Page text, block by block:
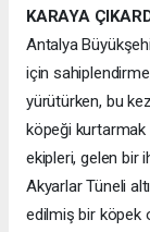
KARAYA
Antalya
için
yürütürken, bu
köpeği kurtarmak
ekipleri, gelen bir
Akyarlar Tüneli
edilmiş bir köpek